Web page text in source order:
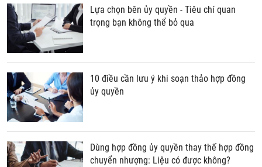
Lựa chọn bên ủy quyền - Tiêu chí quan
trọng bạn không thể bỏ qua
10 điều cần lưu ý khi soạn thảo hợp đồng
ủy quyền
Dùng hợp đồng ủy quyền thay thế hợp đồng
chuyển nhượng: Liệu có được không?